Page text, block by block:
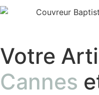
Votre
Cannes